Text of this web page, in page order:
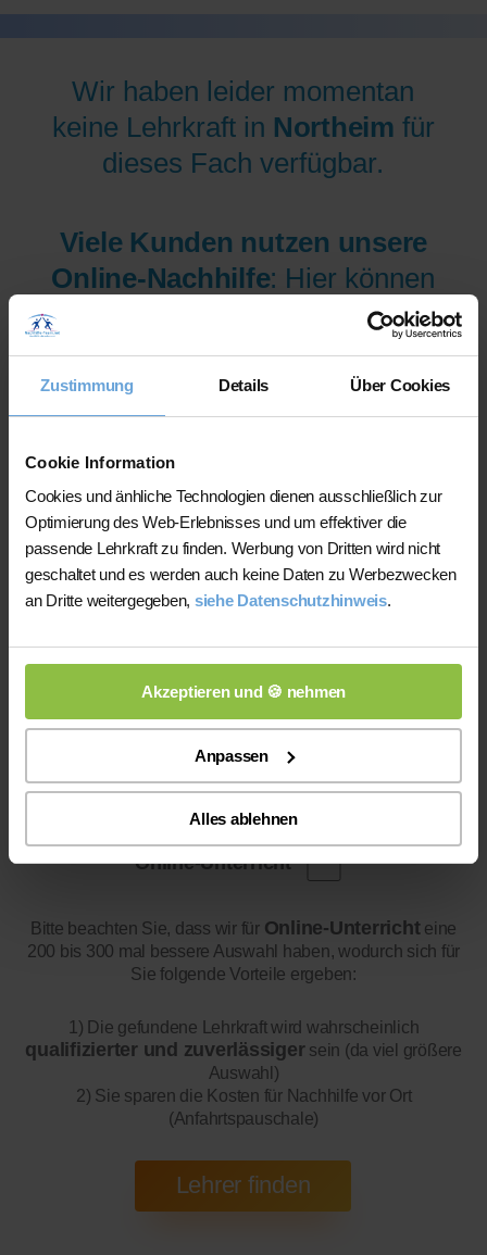
Zustimmung Details Über Cookies
Cookie Information
Cookies und änhliche Technologien dienen ausschließlich zur
Optimierung des Web-Erlebnisses und um effektiver die
passende Lehrkraft zu finden. Werbung von Dritten wird nicht
geschaltet und es werden auch keine Daten zu Werbezwecken
an Dritte weitergegeben, siehe Datenschutzhinweis.
Akzeptieren und 🍪 nehmen
Anpassen
Alles ablehnen
Wir haben leider momentan
keine Lehrkraft in Northeim für
dieses Fach verfügbar.
Viele Kunden nutzen unsere
Online-Nachhilfe: Hier können
wir Ihnen aus mehr als 300
Lehrer/innen pro Fach und
Niveau die am besten
qualifizierten Lehrer/innen sofort
zur Verfügung stellen.
Jetzt verfügbare Lehrer/innen
für Online-Nachhilfe anzeigen
lassen.
Online-Unterricht
Bitte beachten Sie, dass wir für Online-Unterrichteine
200 bis 300 mal bessere Auswahl haben, wodurch sich für
Sie folgende Vorteile ergeben:
1) Die gefundene Lehrkraft wird wahrscheinlich
qualifizierter und zuverlässigersein (da viel größere
Auswahl)
2) Sie sparen die Kosten für Nachhilfe vor Ort
(Anfahrtspauschale)